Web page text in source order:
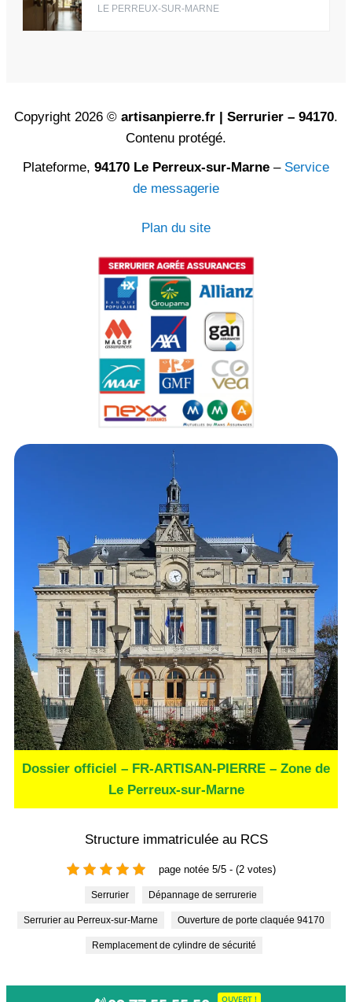
LE PERREUX-SUR-MARNE
Copyright 2026 © artisanpierre.fr | Serrurier – 94170.
Contenu protégé.
Plateforme, 94170 Le Perreux-sur-Marne – Service
de messagerie
Plan du site
Dossier officiel – FR-ARTISAN-PIERRE – Zone de
Le Perreux-sur-Marne
Structure immatriculée au RCS
page notée 5/5 - (2 votes)
Serrurier Dépannage de serrurerie
Serrurier au Perreux-sur-Marne Ouverture de porte claquée 94170
Remplacement de cylindre de sécurité
OUVERT !